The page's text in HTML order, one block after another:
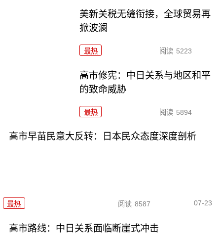
美新关税无缝衔接，全球贸易再
掀波澜
最热 阅读 5223
高市修宪：中日关系与地区和平
的致命威胁
最热 阅读 5894
高市早苗民意大反转：日本民众态度深度剖析
最热 阅读 8587 07-23
高市路线：中日关系面临断崖式冲击